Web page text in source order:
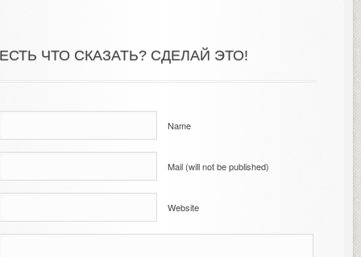
ЧТО СКАЗАТЬ? СДЕЛАЙ ЭТО!
Name
Mail (will not be published)
Website